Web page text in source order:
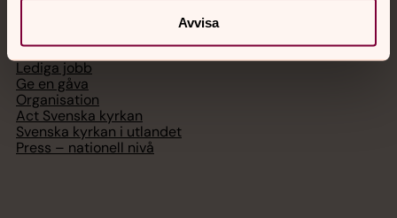
Avvisa
Bli medlem
Lediga jobb
Ge en gåva
Organisation
Act Svenska kyrkan
Svenska kyrkan i utlandet
Press – nationell nivå